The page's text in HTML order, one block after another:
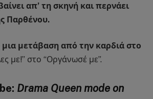
απ’ τη σκηνή και περνάει
Παρθένου.
μια μετάβαση από την καρδιά στο
με!” στο “Οργάνωσέ με”.
Drama Queen mode on